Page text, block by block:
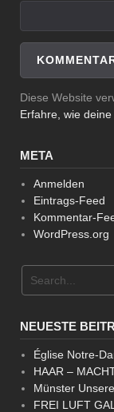
Diese Website
Erfahre, wie
META
Anmelden
Eintrags-Feed
Kommentar-
WordPress.org
NEUESTE
Église Notre-
HAAR –
Münster
FREI LUFT